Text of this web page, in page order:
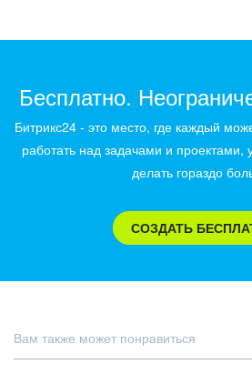
Бесплатно.
Битрикс24 - это место, где каждый
работать над задачами и проектами,
делать гораздо
СОЗДАТЬ
Вам также может понравиться